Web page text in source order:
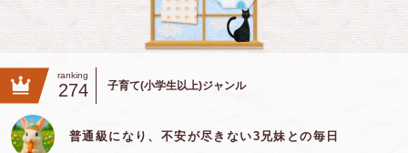
ranking
274 子育て(小学生以上)ジャンル
普通級になり、不安が尽きない3兄妹との毎日